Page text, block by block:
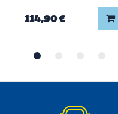
114,90 €